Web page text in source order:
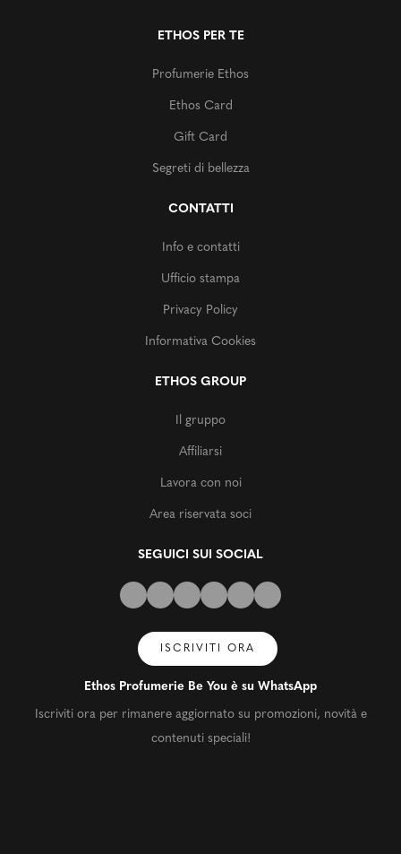
ETHOS PER TE
Profumerie Ethos
Ethos Card
Gift Card
Segreti di bellezza
CONTATTI
Info e contatti
Ufficio stampa
Privacy Policy
Informativa Cookies
ETHOS GROUP
Il gruppo
Affiliarsi
Lavora con noi
Area riservata soci
SEGUICI SUI SOCIAL
ISCRIVITI ORA
Ethos Profumerie Be You è su WhatsApp
Iscriviti ora per rimanere aggiornato su promozioni, novità e
contenuti speciali!